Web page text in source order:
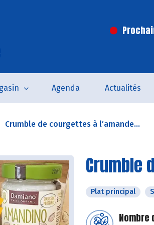
Agenda Actualités
Crumble de courgettes à l’amande...
Crumble
Plat principal
Nombre